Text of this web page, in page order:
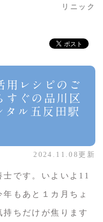
リニック
用レシピのご
すぐの品川区
タル五反田駅
2024.11.08更新
です。いよいよ11
もあと１カ月ちょ
ちだけが焦ります